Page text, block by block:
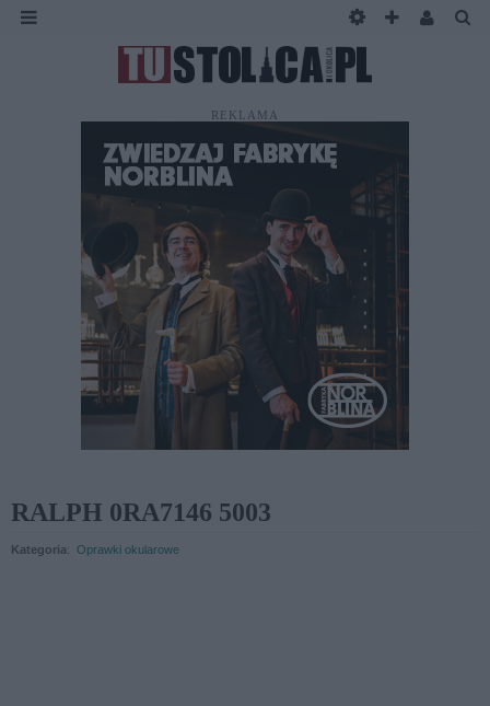
REKLAMA
RALPH 0RA7146 5003
Kategoria: Oprawki okularowe